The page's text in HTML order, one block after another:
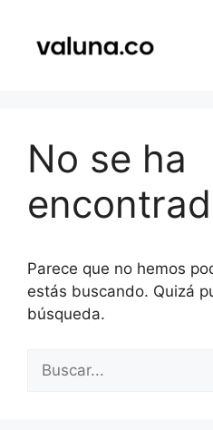
contenido
No se ha
Parece que no hemos
estás buscando. Quizá
búsqueda.